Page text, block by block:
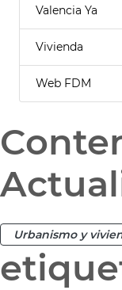
Valencia Ya
Vivienda
Web FDM
Urbanismo y